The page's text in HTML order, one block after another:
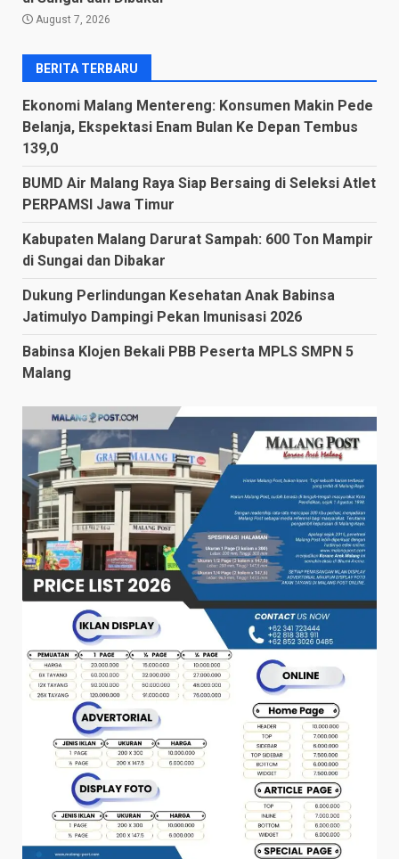
August 7, 2026
BERITA TERBARU
Ekonomi Malang Mentereng: Konsumen Makin Pede
Belanja, Ekspektasi Enam Bulan Ke Depan Tembus
139,0
BUMD Air Malang Raya Siap Bersaing di Seleksi Atlet
PERPAMSI Jawa Timur
Kabupaten Malang Darurat Sampah: 600 Ton Mampir
di Sungai dan Dibakar
Dukung Perlindungan Kesehatan Anak Babinsa
Jatimulyo Dampingi Pekan Imunisasi 2026
Babinsa Klojen Bekali PBB Peserta MPLS SMPN 5
Malang